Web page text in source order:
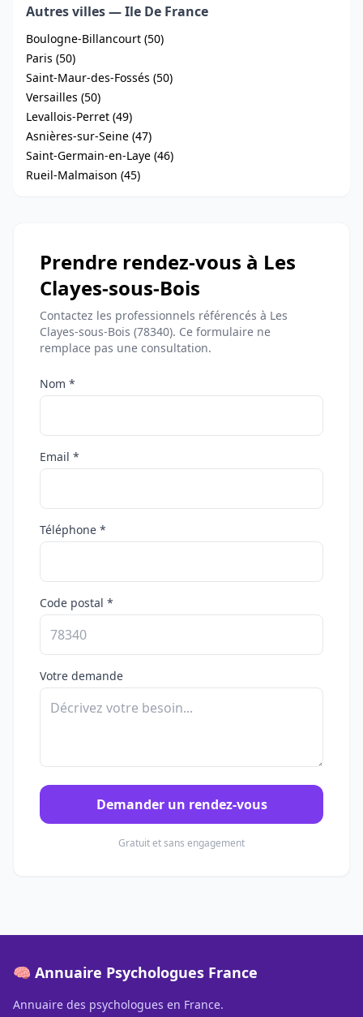
Autres villes — Ile De France
Boulogne-Billancourt (50)
Paris (50)
Saint-Maur-des-Fossés (50)
Versailles (50)
Levallois-Perret (49)
Asnières-sur-Seine (47)
Saint-Germain-en-Laye (46)
Rueil-Malmaison (45)
Prendre rendez-vous à Les
Clayes-sous-Bois
Contactez les professionnels référencés à Les
Clayes-sous-Bois (78340). Ce formulaire ne
remplace pas une consultation.
Nom *
Email *
Téléphone *
Code postal *
Votre demande
Demander un rendez-vous
Gratuit et sans engagement
🧠 Annuaire Psychologues France
Annuaire des psychologues en France.